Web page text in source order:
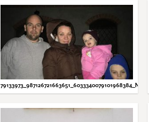
79133973_987126721663651_6033340079101968384_N.JPG